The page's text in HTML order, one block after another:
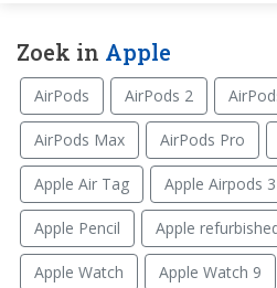
Zoek in Apple
AirPods AirPods 2
AirPods Max AirPods Pro
Apple Air Tag Apple Airpods 3
Apple Pencil Apple
Apple Watch Apple Watch 9